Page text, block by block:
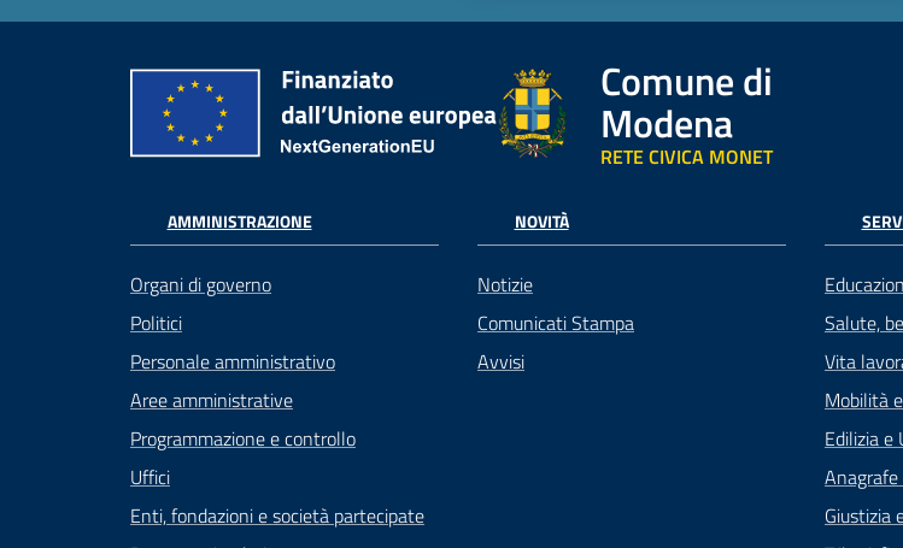
Comune di
Modena
RETE CIVICA MONET
AMMINISTRAZIONE
Organi di governo
Politici
Personale amministrativo
Aree amministrative
Programmazione e controllo
Uffici
Enti, fondazioni e società partecipate
NOVITÀ
Notizie
Comunicati Stampa
Avvisi
Salute,
Vita
Mobilità
Edilizia e
Giustizia